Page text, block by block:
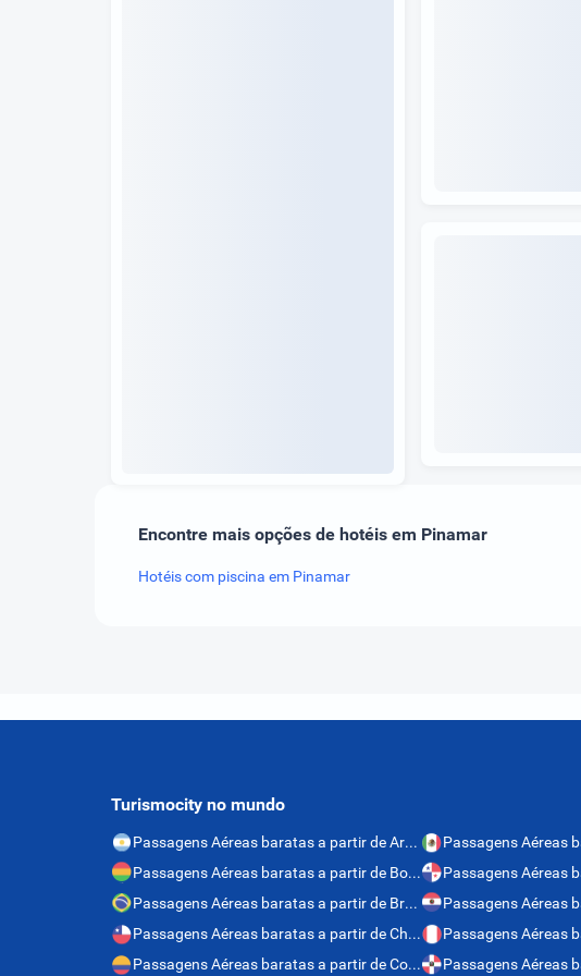
Encontre mais opções de hotéis em Pinamar
Hotéis com piscina em Pinamar
Turismocity no mundo
Passagens Aéreas baratas a partir de Argentina
Passagens Aéreas baratas a partir de Bolívia
Passagens Aéreas baratas a partir de Brasil
Passagens Aéreas baratas a partir de Chile
Passagens Aéreas baratas a partir de Colômbia
Passagens Aéreas